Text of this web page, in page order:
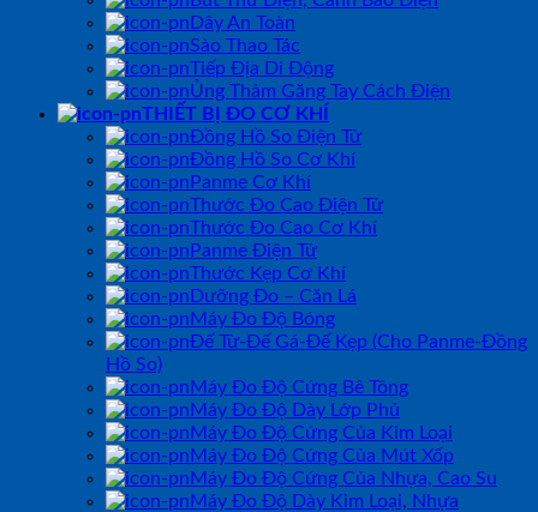
Dây An Toàn
Sào Thao Tác
Tiếp Địa Di Động
Ủng Thảm Găng Tay Cách Điện
THIẾT BỊ ĐO CƠ KHÍ
Đồng Hồ So Điện Tử
Đồng Hồ So Cơ Khí
Panme Cơ Khí
Thước Đo Cao Điện Tử
Thước Đo Cao Cơ Khí
Panme Điện Tử
Thước Kẹp Cơ Khí
Dưỡng Đo – Căn Lá
Máy Đo Độ Bóng
Đế Từ-Đế Gá-Đế Kẹp (Cho Panme-Đồng
Hồ So)
Máy Đo Độ Cứng Bê Tông
Máy Đo Độ Dày Lớp Phủ
Máy Đo Độ Cứng Của Kim Loại
Máy Đo Độ Cứng Của Mút Xốp
Máy Đo Độ Cứng Của Nhựa, Cao Su
Máy Đo Độ Dày Kim Loại, Nhựa